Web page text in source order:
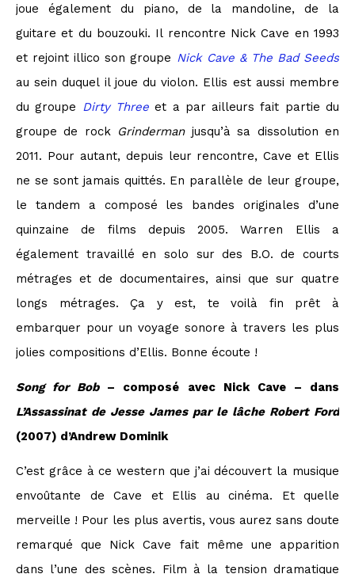
joue également du piano, de la mandoline, de la
guitare et du bouzouki. Il rencontre Nick Cave en 1993
et rejoint illico son groupe Nick Cave & The Bad Seeds
au sein duquel il joue du violon. Ellis est aussi membre
du groupe Dirty Threeet a par ailleurs fait partie du
groupe de rock Grindermanjusqu’à sa dissolution en
2011. Pour autant, depuis leur rencontre, Cave et Ellis
ne se sont jamais quittés. En parallèle de leur groupe,
le tandem a composé les bandes originales d’une
quinzaine de films depuis 2005. Warren Ellis a
également travaillé en solo sur des B.O. de courts
métrages et de documentaires, ainsi que sur quatre
longs métrages. Ça y est, te voilà fin prêt à
embarquer pour un voyage sonore à travers les plus
jolies compositions d’Ellis. Bonne écoute !
Song for Bob– composé avec Nick Cave – dans
L’Assassinat de Jesse James par le lâche Robert Ford
(2007) d’Andrew Dominik
C’est grâce à ce western que j’ai découvert la musique
envoûtante de Cave et Ellis au cinéma. Et quelle
merveille ! Pour les plus avertis, vous aurez sans doute
remarqué que Nick Cave fait même une apparition
dans l’une des scènes. Film à la tension dramatique